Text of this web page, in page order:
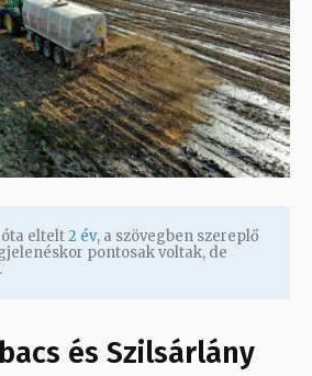
eltelt2 év, a szövegben szereplő
pontosak voltak, de
és Szilsárlány